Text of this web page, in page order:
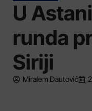
U
runda
Siriji
Miralem Dautović